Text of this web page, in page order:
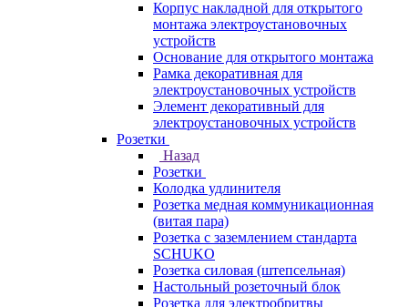
Корпус накладной для открытого
монтажа электроустановочных
устройств
Основание для открытого монтажа
Рамка декоративная для
электроустановочных устройств
Элемент декоративный для
электроустановочных устройств
Розетки
Назад
Розетки
Колодка удлинителя
Розетка медная коммуникационная
(витая пара)
Розетка с заземлением стандарта
SCHUKO
Розетка силовая (штепсельная)
Настольный розеточный блок
Розетка для электробритвы